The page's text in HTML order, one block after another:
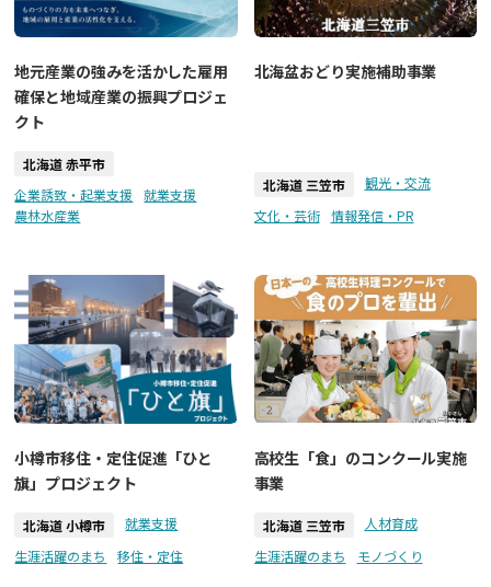
地元産業の強みを活かした雇用
確保と地域産業の振興プロジェ
クト
北海道 赤平市
企業誘致・起業支援
就業支援
農林水産業
北海盆おどり実施補助事業
北海道 三笠市
観光・交流
文化・芸術
情報発信・PR
小樽市移住・定住促進「ひと
旗」プロジェクト
北海道 小樽市
就業支援
生涯活躍のまち
移住・定住
高校生「食」のコンクール実施
事業
北海道 三笠市
人材育成
生涯活躍のまち
モノづくり